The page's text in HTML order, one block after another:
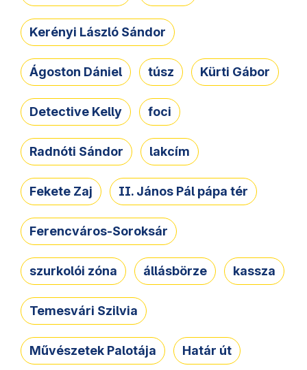
Kerényi László Sándor
Ágoston Dániel túsz Kürti Gábor
Detective Kelly foci
Radnóti Sándor lakcím
Fekete Zaj II. János Pál pápa tér
Ferencváros-Soroksár
szurkolói zóna állásbörze kassza
Temesvári Szilvia
Művészetek Palotája Határ út